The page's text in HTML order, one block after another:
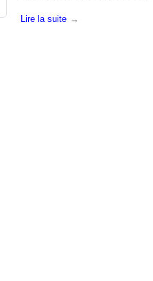
Lire la suite